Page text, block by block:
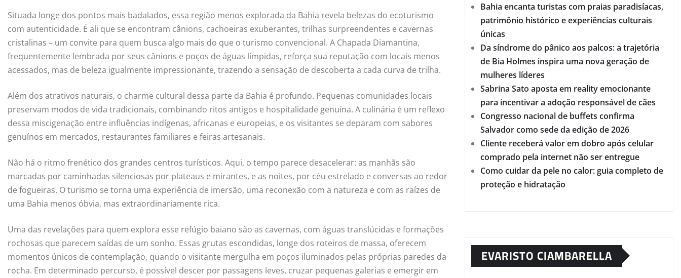
Situada longe dos pontos mais badalados, essa região menos explorada da Bahia revela belezas do ecoturismo
com autenticidade. É ali que se encontram cânions, cachoeiras exuberantes, trilhas surpreendentes e cavernas
cristalinas – um convite para quem busca algo mais do que o turismo convencional. A Chapada Diamantina,
frequentemente lembrada por seus cânions e poços de águas límpidas, reforça sua reputação com locais menos
acessados, mas de beleza igualmente impressionante, trazendo a sensação de descoberta a cada curva de trilha.
Além dos atrativos naturais, o charme cultural dessa parte da Bahia é profundo. Pequenas comunidades locais
preservam modos de vida tradicionais, combinando ritos antigos e hospitalidade genuína. A culinária é um reflexo
dessa miscigenação entre influências indígenas, africanas e europeias, e os visitantes se deparam com sabores
genuínos em mercados, restaurantes familiares e feiras artesanais.
Não há o ritmo frenético dos grandes centros turísticos. Aqui, o tempo parece desacelerar: as manhãs são
marcadas por caminhadas silenciosas por plateaus e mirantes, e as noites, por céu estrelado e conversas ao redor
de fogueiras. O turismo se torna uma experiência de imersão, uma reconexão com a natureza e com as raízes de
uma Bahia menos óbvia, mas extraordinariamente rica.
Uma das revelações para quem explora esse refúgio baiano são as cavernas, com águas translúcidas e formações
rochosas que parecem saídas de um sonho. Essas grutas escondidas, longe dos roteiros de massa, oferecem
momentos únicos de contemplação, quando o visitante mergulha em poços iluminados pelas próprias paredes da
rocha. Em determinado percurso, é possível descer por passagens leves, cruzar pequenas galerias e emergir em
Bahia encanta turistas com praias paradisíacas,
patrimônio histórico e experiências culturais
únicas
Da síndrome do pânico aos palcos: a trajetória
de Bia Holmes inspira uma nova geração de
mulheres líderes
Sabrina Sato aposta em reality emocionante
para incentivar a adoção responsável de cães
Congresso nacional de buffets confirma
Salvador como sede da edição de 2026
Cliente receberá valor em dobro após celular
comprado pela internet não ser entregue
Como cuidar da pele no calor: guia completo de
proteção e hidratação
EVARISTO CIAMBARELLA